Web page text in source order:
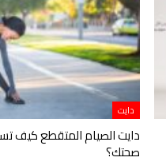
دايت
دايت الصيام المتقطع كيف
صحتك؟